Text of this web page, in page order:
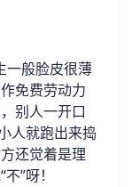
一般脸皮很薄
免费劳动力
别人一开口
人就跑出来捣
还觉着是理
”呀！